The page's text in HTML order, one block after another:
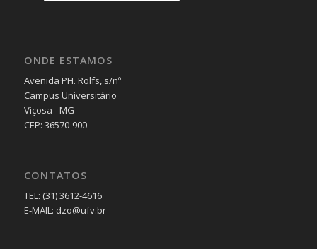
ONDE ESTAMOS
Avenida PH. Rolfs, s/nº
Campus Universitário
Viçosa - MG
CEP: 36570-900
CONTATOS
TEL: (31) 3612-4616
E-MAIL: dzo@ufv.br